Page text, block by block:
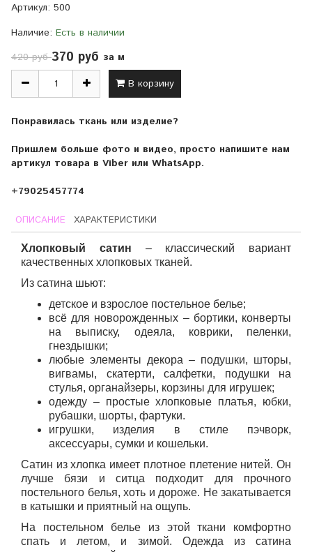
Артикул: 500
Наличие: Есть в наличии
420 руб370 руб за м
В корзину
Понравилась ткань или изделие?
Пришлем больше фото и видео, просто напишите нам
артикул товара в Viber или WhatsApp.
+79025457774
ОПИСАНИЕ ХАРАКТЕРИСТИКИ
Хлопковый сатин – классический вариант
качественных хлопковых тканей.
Из сатина шьют:
детское и взрослое постельное белье;
всё для новорожденных – бортики, конверты
на выписку, одеяла, коврики, пеленки,
гнездышки;
любые элементы декора – подушки, шторы,
вигвамы, скатерти, салфетки, подушки на
стулья, органайзеры, корзины для игрушек;
одежду – простые хлопковые платья, юбки,
рубашки, шорты, фартуки.
игрушки, изделия в стиле пэчворк,
аксессуары, сумки и кошельки.
Сатин из хлопка имеет плотное плетение нитей. Он
лучше бязи и ситца подходит для прочного
постельного белья, хоть и дороже. Не закатывается
в катышки и приятный на ощупь.
На постельном белье из этой ткани комфортно
спать и летом, и зимой. Одежда из сатина